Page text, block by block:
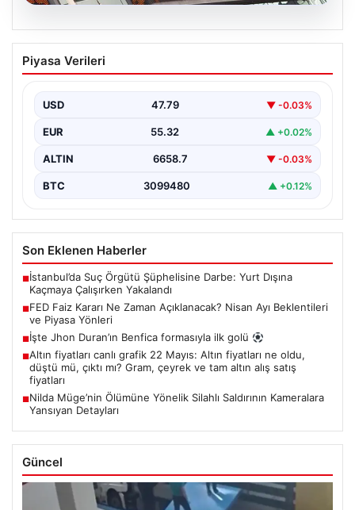
08.08.2026
FED Faiz Kararı Ne Zaman Açıklanacak?
Nisan Ayı Beklentileri ve Piyasa Yönleri
alacağı faiz kararları, finans piyasalarının yönünü
belirlemede kritik…
Piyasa Verileri
USD 47.79 ▼ -0.03%
EUR 55.32 ▲ +0.02%
ALTIN 6658.7 ▼ -0.03%
BTC 3099480 ▲ +0.12%
Son Eklenen Haberler
■İstanbul’da Suç Örgütü Şüphelisine Darbe: Yurt Dışına
Kaçmaya Çalışırken Yakalandı
■FED Faiz Kararı Ne Zaman Açıklanacak? Nisan Ayı Beklentileri
ve Piyasa Yönleri
■İşte Jhon Duran’ın Benfica formasıyla ilk golü
■Altın fiyatları canlı grafik 22 Mayıs: Altın fiyatları ne oldu,
düştü mü, çıktı mı? Gram, çeyrek ve tam altın alış satış
fiyatları
■Nilda Müge’nin Ölümüne Yönelik Silahlı Saldırının Kameralara
Yansıyan Detayları
Güncel